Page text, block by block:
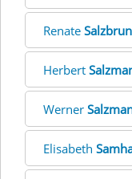
Renate
Herbert
Werner
Elisabeth